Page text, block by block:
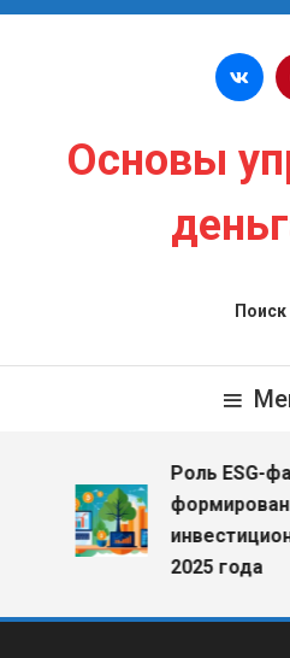
Перейти к содержимому
Основы
Поиск
Роль ESG-
2025 года